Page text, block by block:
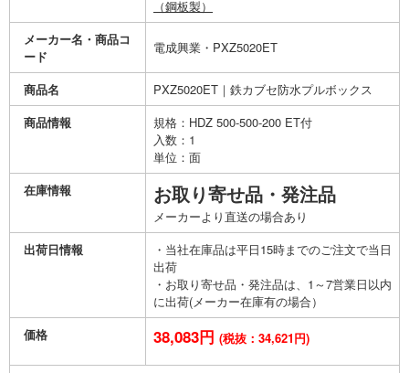
（鋼板製）
メーカー名・商品コ
ード
電成興業・PXZ5020ET
商品名
PXZ5020ET｜鉄カブセ防水プルボックス
商品情報
規格：HDZ 500-500-200 ET付
入数：1
単位：面
在庫情報
お取り寄せ品・発注品
メーカーより直送の場合あり
出荷日情報
・当社在庫品は平日15時までのご注文で当日
出荷
・お取り寄せ品・発注品は、1～7営業日以内
に出荷(メーカー在庫有の場合）
価格
38,083円 (税抜：34,621円)